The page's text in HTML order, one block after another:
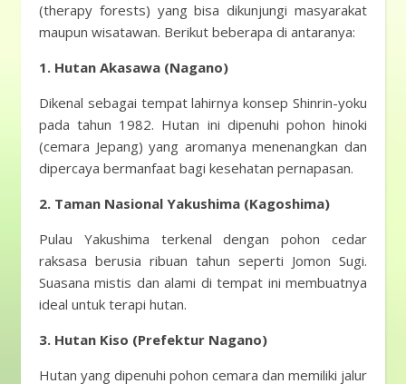
(therapy forests) yang bisa dikunjungi masyarakat
maupun wisatawan. Berikut beberapa di antaranya:
1. Hutan Akasawa (Nagano)
Dikenal sebagai tempat lahirnya konsep Shinrin-yoku
pada tahun 1982. Hutan ini dipenuhi pohon hinoki
(cemara Jepang) yang aromanya menenangkan dan
dipercaya bermanfaat bagi kesehatan pernapasan.
2. Taman Nasional Yakushima (Kagoshima)
Pulau Yakushima terkenal dengan pohon cedar
raksasa berusia ribuan tahun seperti Jomon Sugi.
Suasana mistis dan alami di tempat ini membuatnya
ideal untuk terapi hutan.
3. Hutan Kiso (Prefektur Nagano)
Hutan yang dipenuhi pohon cemara dan memiliki jalur